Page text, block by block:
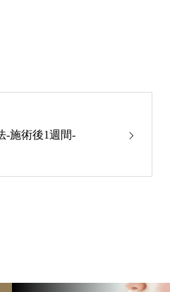
-施術後1週間-